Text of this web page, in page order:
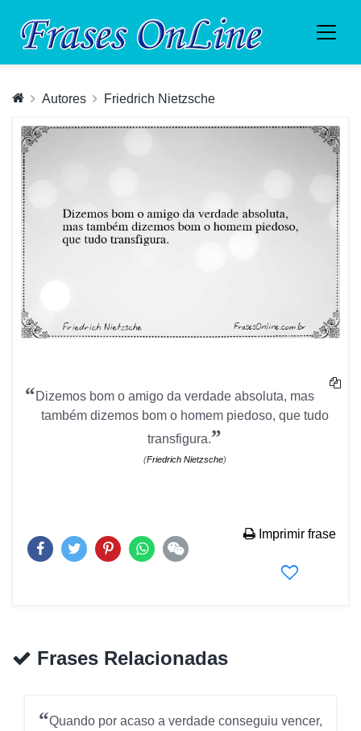
Autores Friedrich Nietzsche
“Dizemos bom o amigo da verdade absoluta, mas
também dizemos bom o homem piedoso, que tudo
transfigura.”
(Friedrich Nietzsche)
Imprimir frase
Frases Relacionadas
“Quando por acaso a verdade conseguiu vencer,